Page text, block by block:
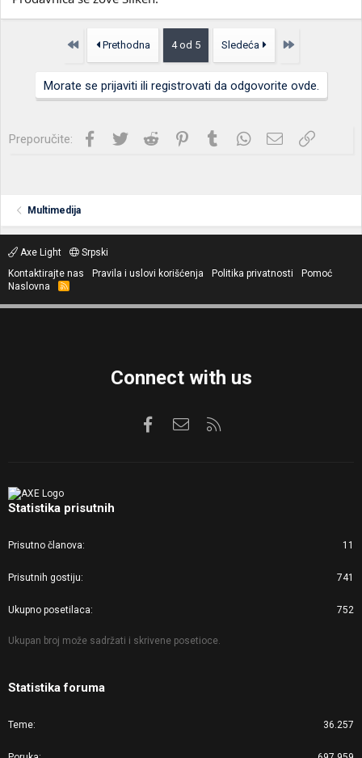
Prvo Prethodna 4 od 5 Sledeća Poslednja
Morate se prijaviti ili registrovati da odgovorite ovde.
Preporučite: Facebook
Twitter Reddit PinterestTumblrWhatsApp
Imejl Link
Multimedija
Axe Light
Srpski
Kontaktirajte nas
Pravila i uslovi korišćenja Politika privatnosti
Pomoć
Naslovna
R
S
Connect with us
FacebookKontaktirajte nas
Statistika prisutnih
Prisutno članova 11
Prisutnih gostiju 741
Ukupno posetilaca 752
Ukupan broj može sadržati i skrivene posetioce.
Statistika foruma
Teme 36.257